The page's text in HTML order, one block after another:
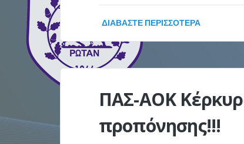
ΔΙΑΒΆΣΤΕ ΠΕΡΙΣΣΌΤΕΡΑ
ΠΑΣ-ΑΟΚ
προπόνησης!!!